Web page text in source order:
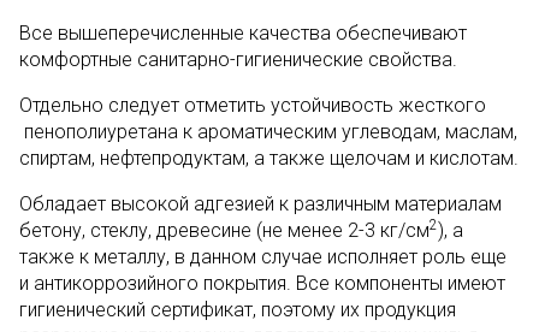
Все вышеперечисленные качества обеспечивают
комфортные санитарно-гигиенические свойства.
Отдельно следует отметить устойчивость жесткого
пенополиуретана к ароматическим углеводам, маслам,
спиртам, нефтепродуктам, а также щелочам и кислотам.
Обладает высокой адгезией к различным материалам
бетону, стеклу, древесине (не менее 2-3 кг/см2), а
также к металлу, в данном случае исполняет роль еще
и антикоррозийного покрытия. Все компоненты имеют
гигиенический сертификат, поэтому их продукция